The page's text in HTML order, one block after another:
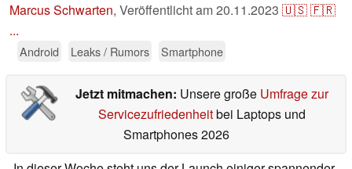
Marcus Schwarten, Veröffentlicht am20.11.2023 🇺🇸🇫🇷
...
Android Leaks / Rumors Smartphone
Jetzt mitmachen: Unsere große Umfrage zur
Servicezufriedenheitbei Laptops und
Smartphones 2026